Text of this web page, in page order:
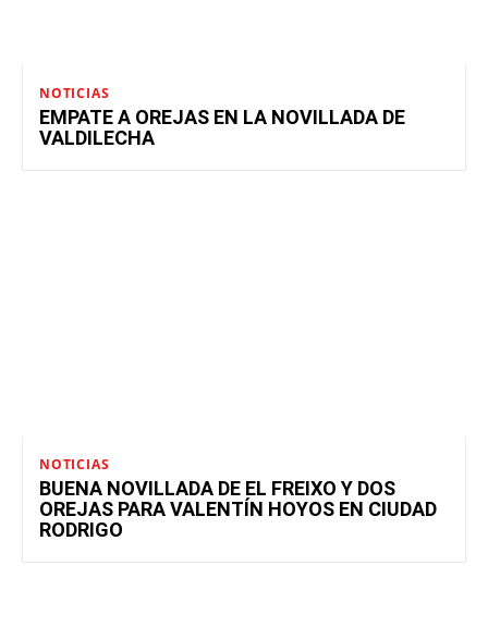
NOTICIAS
EMPATE A OREJAS EN LA NOVILLADA DE
VALDILECHA
NOTICIAS
BUENA NOVILLADA DE EL FREIXO Y DOS
OREJAS PARA VALENTÍN HOYOS EN CIUDAD
RODRIGO